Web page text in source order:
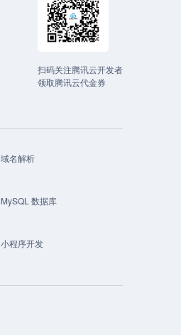
扫码关注腾讯云开发者
领取腾讯云代金券
域名解析
MySQL 数据库
小程序开发